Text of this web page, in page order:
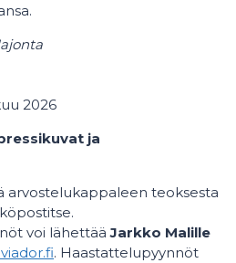
2026
ja
arvostelukappaleen teoksesta
voi lähettääJarkko Malille
. Haastattelupyynnöt